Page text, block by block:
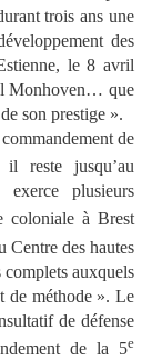
trois ans une
des
le 8 avril
Monhoven… que
son prestige ».
de
reste jusqu’au
plusieurs
coloniale à Brest
Centre des hautes
auxquels
de méthode ». Le
de défense
de la 5e